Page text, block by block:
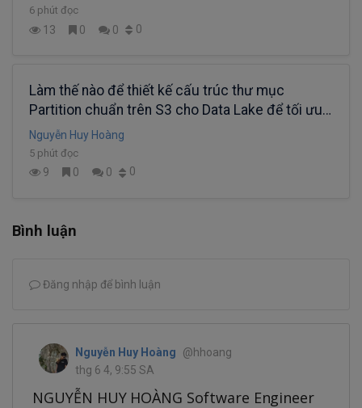
6 phút đọc
13 0 0 0
Làm thế nào để thiết kế cấu trúc thư mục
Partition chuẩn trên S3 cho Data Lake để tối ưu
tốc độ đọc?
Nguyễn Huy Hoàng
5 phút đọc
9 0 0 0
Bình luận
Đăng nhập để bình luận
Nguyễn Huy Hoàng
@hhoang
thg 6 4, 9:55 SA
NGUYỄN HUY HOÀNG Software Engineer